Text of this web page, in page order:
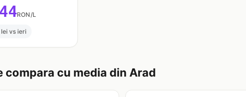
RON/L
vs ieri
compara cu media din Arad